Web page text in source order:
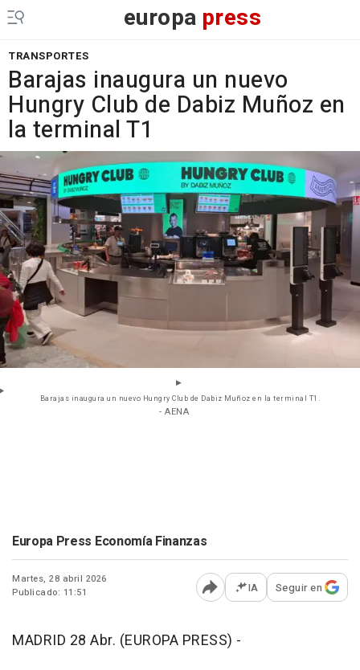
europa press
TRANSPORTES
Barajas inaugura un nuevo
Hungry Club de Dabiz Muñoz en
la terminal T1
Barajas inaugura un nuevo Hungry Club de Dabiz Muñoz en la terminal T1.
- AENA
Europa Press Economía Finanzas
Martes, 28 abril 2026
Publicado: 11:51
Abrir opciones para
IA Seguir en
MADRID 28 Abr. (EUROPA PRESS) -